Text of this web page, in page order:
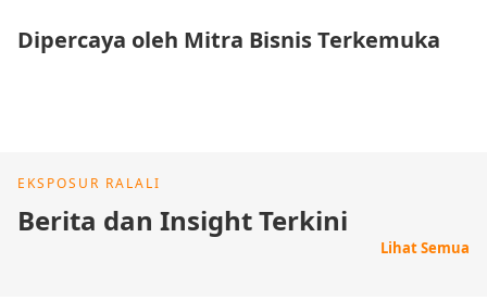
Dipercaya oleh Mitra Bisnis Terkemuka
EKSPOSUR RALALI
Berita dan Insight Terkini
Lihat Semua